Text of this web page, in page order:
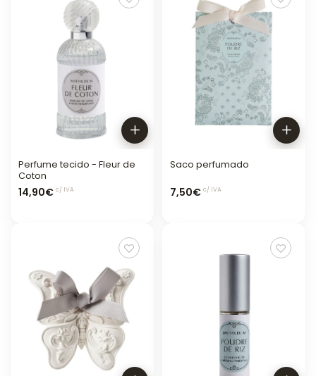
Perfume tecido - Fleur de
Coton
14,90€ c/ IVA
Saco perfumado
7,50€ c/ IVA